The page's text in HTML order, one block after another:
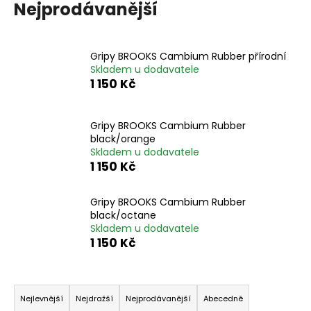
Nejprodávanější
Gripy BROOKS Cambium Rubber přírodní
Skladem u dodavatele
1 150 Kč
Gripy BROOKS Cambium Rubber
black/orange
Skladem u dodavatele
1 150 Kč
Gripy BROOKS Cambium Rubber
black/octane
Skladem u dodavatele
1 150 Kč
Ř
a
Nejlevnější Nejdražší Nejprodávanější Abecedně
a
HLEDAT
r
u